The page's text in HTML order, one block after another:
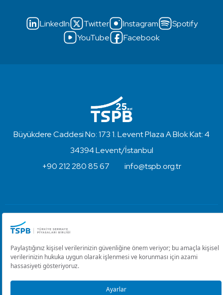
LinkedIn Twitter Instagram
Spotify
YouTube
Facebook
Büyükdere Caddesi No: 173 1. Levent Plaza A Blok Kat: 4
34394 Levent/İstanbul
+90 212 280 85 67
info@tspb.org.tr
Kullanım Koşulları ve Gizlilik
Çerez Ayarlarını Düzenle